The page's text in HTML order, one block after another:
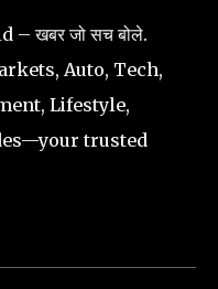
खबर जो सच बोले.
Auto, Tech,
Lifestyle,
trusted